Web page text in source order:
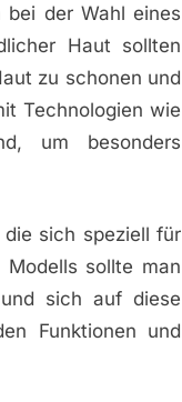
der Wahl eines
Haut sollten
zu schonen und
Technologien wie
um besonders
sich speziell für
sollte man
sich auf diese
Funktionen und